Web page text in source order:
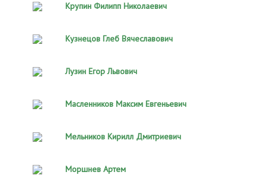
Крупин Филипп Николаевич
Кузнецов Глеб Вячеславович
Лузин Егор Львович
Масленников Максим Евгеньевич
Мельников Кирилл Дмитриевич
Моршнев Артем